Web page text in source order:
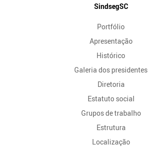
SindsegSC
Portfólio
Apresentação
Histórico
Galeria dos presidentes
Diretoria
Estatuto social
Grupos de trabalho
Estrutura
Localização